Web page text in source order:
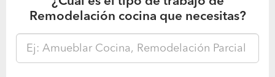
Remodelación cocina que necesitas?